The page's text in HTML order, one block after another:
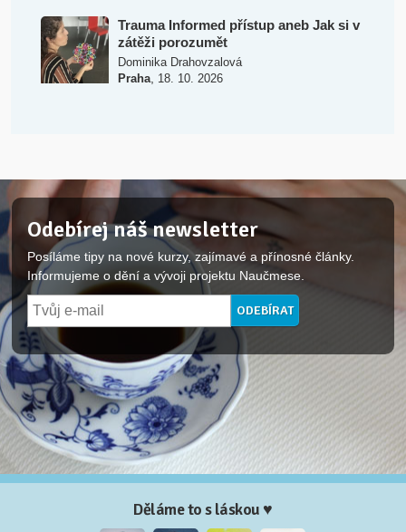
Trauma Informed přístup aneb Jak si v
zátěži porozumět
Dominika Drahovzalová
Praha, 18. 10. 2026
Odebírej náš newsletter
Posíláme tipy na nové kurzy, zajímavé a přínosné články.
Informujeme o dění a vývoji projektu Naučmese.
Děláme to s láskou ♥